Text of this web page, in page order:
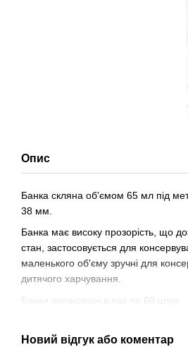
Опис
Банка скляна об'ємом 65 мл під
38 мм.
Банка має високу прозорість, що
стан, застосовується для
маленького об'єму зручні для
дитячого харчування.
Банки запаковані в пак по 60 штук.
Новий відгук або коментар